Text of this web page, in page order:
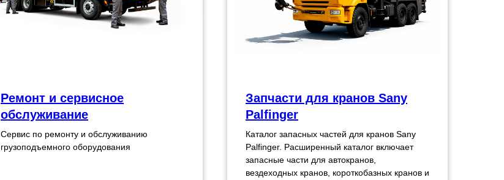
Ремонт и сервисное
обслуживание
Сервис по ремонту и обслуживанию
грузоподъемного оборудования
Запчасти для кранов Sany
Palfinger
Каталог запасных частей для кранов Sany
Palfinger. Расширенный каталог включает
запасные части для автокранов,
вездеходных кранов, короткобазных кранов и